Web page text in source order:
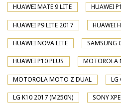
HUAWEI MATE 9 LITE HUAWEI
HUAWEI P9 LITE 2017 HUAWEI
HUAWEI NOVA LITE SAMSUNG
HUAWEI P10 PLUS MOTOROLA
MOTOROLA MOTO Z DUAL LG
LG K10 2017 (M250N) SONY